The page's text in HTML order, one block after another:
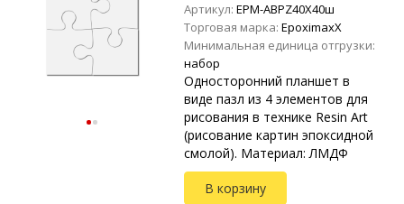
Артикул: EPM-ABPZ40X40ш
Торговая марка: EpoximaxX
Минимальная единица отгрузки:
набор
Односторонний планшет в
виде пазл из 4 элементов для
рисования в технике Resin Art
(рисование картин эпоксидной
смолой). Материал: ЛМДФ
Толщина: 3мм
В корзину